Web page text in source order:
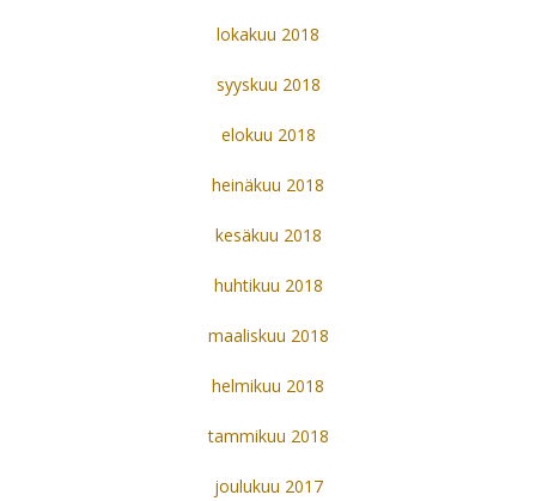
lokakuu 2018
syyskuu 2018
elokuu 2018
heinäkuu 2018
kesäkuu 2018
huhtikuu 2018
maaliskuu 2018
helmikuu 2018
tammikuu 2018
joulukuu 2017